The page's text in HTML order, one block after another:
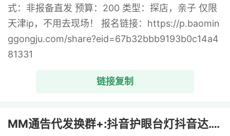
式：非报备直发 预算：200 类型：探店，亲子 仅限
天津ip，不用去现场！ 报名链接：https://p.baomin
ggongju.com/share?eid=67b32bbb9193b0c14a4
81331
链接复制
MM通告代发换群+:抖音护眼台灯抖音达. ...